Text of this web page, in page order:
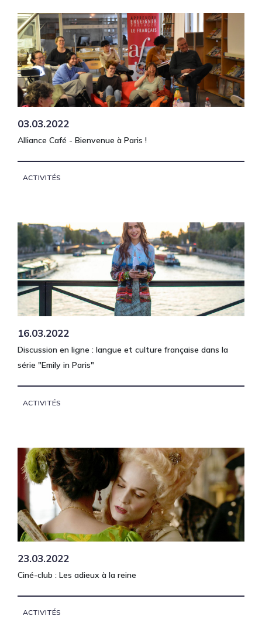
03.03.2022
Alliance Café - Bienvenue à Paris !
ACTIVITÉS
16.03.2022
Discussion en ligne : langue et culture française dans la
série "Emily in Paris"
ACTIVITÉS
23.03.2022
Ciné-club : Les adieux à la reine
ACTIVITÉS